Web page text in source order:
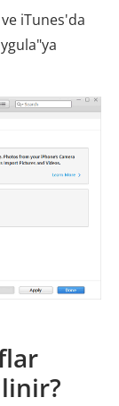
iTunes'da